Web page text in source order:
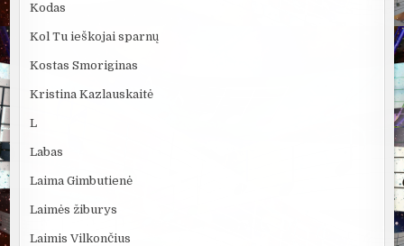
Kodas
Kol Tu ieškojai sparnų
Kostas Smoriginas
Kristina Kazlauskaitė
L
Labas
Laima Gimbutienė
Laimės žiburys
Laimis Vilkončius